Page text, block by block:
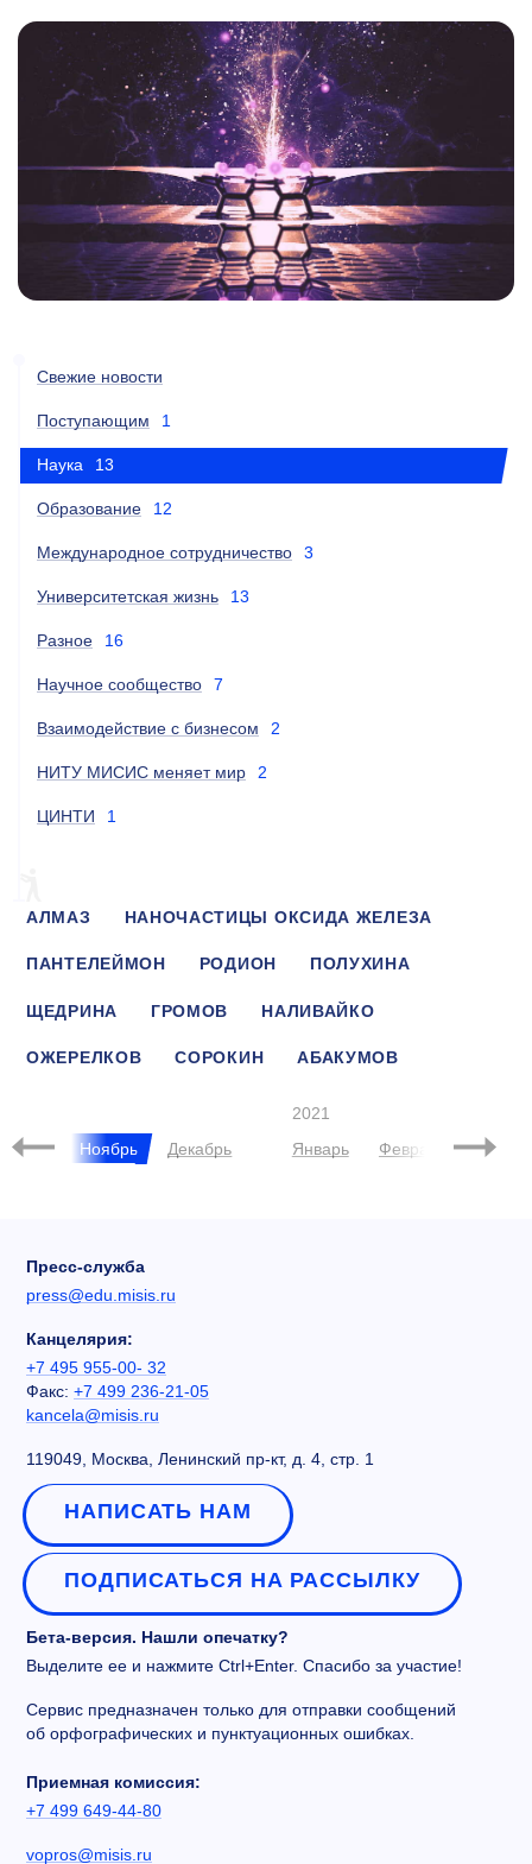
Свежие новости
Поступающим 1
Наука 13
Образование 12
Международное сотрудничество 3
Университетская жизнь 13
Разное 16
Научное сообщество 7
Взаимодействие с бизнесом 2
НИТУ МИСИС меняет мир 2
ЦИНТИ 1
АЛМАЗ НАНОЧАСТИЦЫ ОКСИДА ЖЕЛЕЗА
ПАНТЕЛЕЙМОН РОДИОН ПОЛУХИНА
ЩЕДРИНА ГРОМОВ НАЛИВАЙКО
ОЖЕРЕЛКОВ СОРОКИН АБАКУМОВ
Ноябрь Декабрь
2021
Январь
Февраль Март
Пресс-служба
press@edu.misis.ru
Канцелярия:
+7 495 955-00- 32
Факс: +7 499 236-21-05
kancela@misis.ru
119049, Москва, Ленинский пр-кт, д. 4, стр. 1
НАПИСАТЬ НАМ
ПОДПИСАТЬСЯ НА РАССЫЛКУ
Бета-версия. Нашли опечатку?
Выделите ее и нажмите Ctrl+Enter. Спасибо за участие!
Сервис предназначен только для отправки сообщений
об орфографических и пунктуационных ошибках.
Приемная комиссия:
+7 499 649-44-80
vopros@misis.ru